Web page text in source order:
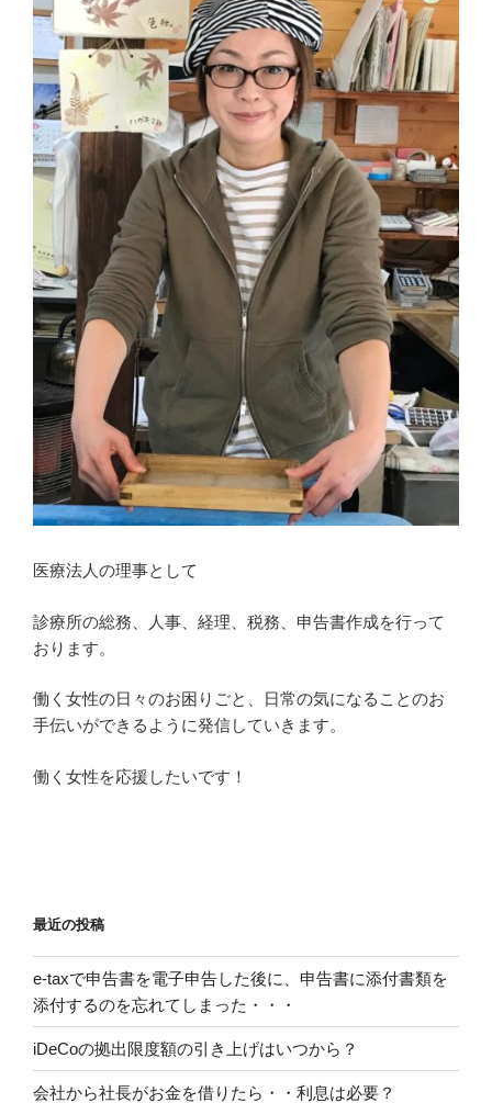
医療法人の理事として
診療所の総務、人事、経理、税務、申告書作成を行って
おります。
働く女性の日々のお困りごと、日常の気になることのお
手伝いができるように発信していきます。
働く女性を応援したいです！
最近の投稿
e-taxで申告書を電子申告した後に、申告書に添付書類を
添付するのを忘れてしまった・・・
iDeCoの拠出限度額の引き上げはいつから？
会社から社長がお金を借りたら・・利息は必要？